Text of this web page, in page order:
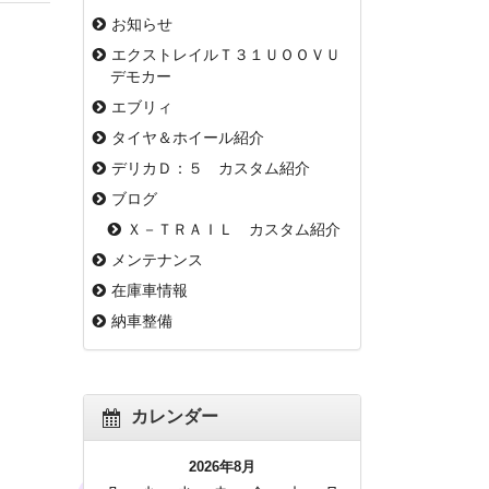
お知らせ
エクストレイルＴ３１ＵＯＯＶＵ
デモカー
エブリィ
タイヤ＆ホイール紹介
デリカＤ：５ カスタム紹介
ブログ
Ｘ－ＴＲＡＩＬ カスタム紹介
メンテナンス
在庫車情報
納車整備
カレンダー
2026年8月